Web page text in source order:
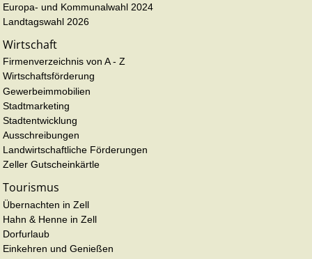
Europa- und Kommunalwahl 2024
Landtagswahl 2026
Wirtschaft
Firmenverzeichnis von A - Z
Wirtschaftsförderung
Gewerbeimmobilien
Stadtmarketing
Stadtentwicklung
Ausschreibungen
Landwirtschaftliche Förderungen
Zeller Gutscheinkärtle
Tourismus
Übernachten in Zell
Hahn & Henne in Zell
Dorfurlaub
Einkehren und Genießen